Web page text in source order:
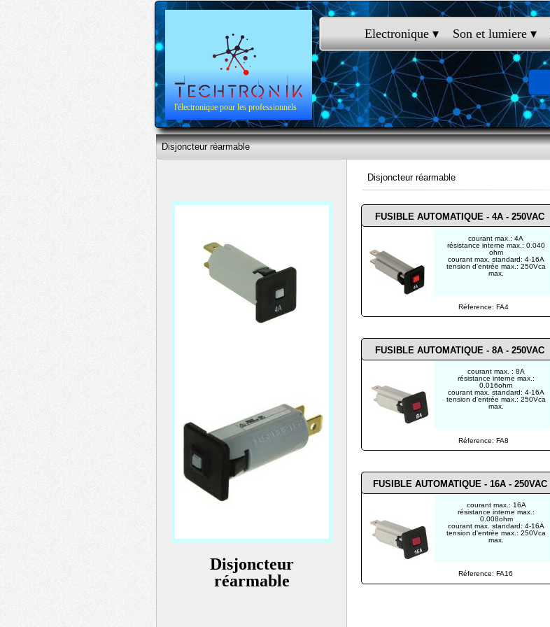
Electronique ▾ Son et lumiere ▾
l'électronique pour les professionnels
Disjoncteur réarmable
Disjoncteur réarmable
Réference: FA16
courant max.: 16A
résistance interne max.:
0.008ohm
courant max. standard: 4-16A
tension d'entrée max.: 250Vca
max.
FUSIBLE AUTOMATIQUE - 16A - 250VAC
courant max. : 8A
résistance interne max.:
0.016ohm
courant max. standard: 4-16A
tension d'entrée max.: 250Vca
max.
courant max.: 4A
résistance interne max.: 0.040
ohm
courant max. standard: 4-16A
tension d'entrée max.: 250Vca
max.
Réference: FA8
Réference: FA4
FUSIBLE AUTOMATIQUE - 8A - 250VAC
FUSIBLE AUTOMATIQUE - 4A - 250VAC
Disjoncteur
réarmable
header